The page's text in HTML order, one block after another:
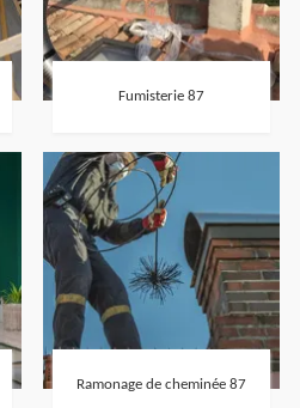
Fumisterie 87
Ramonage de cheminée 87